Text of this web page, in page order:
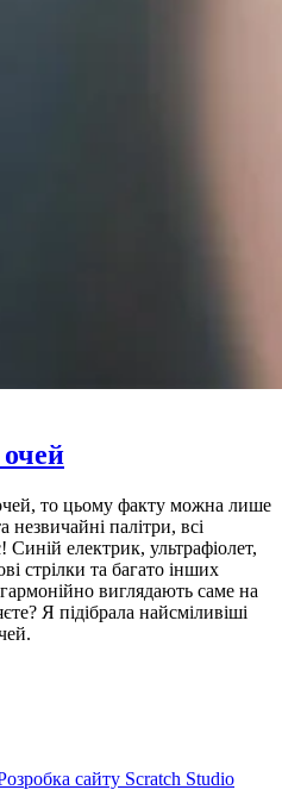
то цьому факту можна лише
незвичайні палітри, всі
Синій електрик, ультрафіолет,
стрілки та багато інших
виглядають саме на
Я підібрала найсміливіші
сайту Scratch Studio